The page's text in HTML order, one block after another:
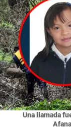
Una llamada